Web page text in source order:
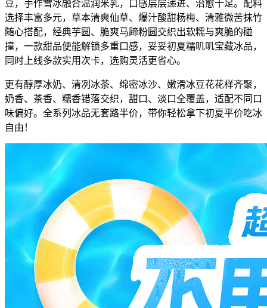
豆，手作雪冰融合温润米乳，口感层层递进、治愈十足。配料
选择丰富多元，草本清爽仙草、爆汁酸甜杨梅、清雅微苦抹竹
随心搭配，经典芋圆、脆爽马蹄粉圆交织出软糯与爽脆的碰
撞，一款甜品便能解锁多重口感，妥妥初夏糯叽叽宝藏冰品，
同时上线多款实用次卡，选购灵活更省心。
更有醇厚冰奶、清冽冰茶、绵密冰沙、嫩滑冰豆花花样齐聚，
奶香、茶香、糯香错落交织，甜口、淡口全覆盖，适配不同口
味偏好。全系列冰品无套路半价，带你轻松拿下初夏平价吃冰
自由！